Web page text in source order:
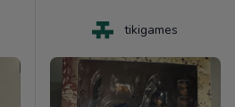
tikigames